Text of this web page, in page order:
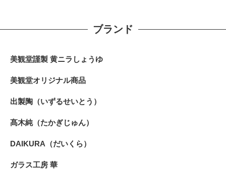
ブランド
美観堂謹製 黄ニラしょうゆ
美観堂オリジナル商品
出製陶（いずるせいとう）
髙木純（たかぎじゅん）
DAIKURA（だいくら）
ガラス工房 華